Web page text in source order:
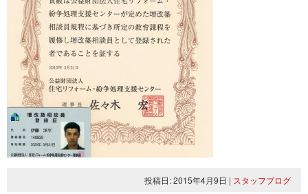
投稿日: 2015年4月9日 | スタッフブログ